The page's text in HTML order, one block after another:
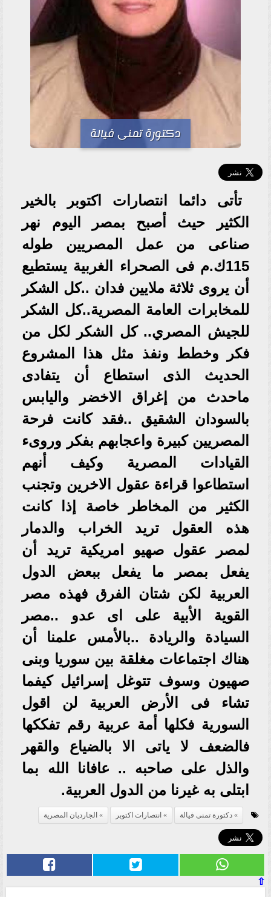
دكتورة تمنى فيالة
تأتى دائما انتصارات اكتوبر بالخير
الكثير حيث أصبح بمصر اليوم نهر
صناعى من عمل المصريين طوله
115ك.م فى الصحراء الغربية يستطيع
أن يروى ثلاثة ملايين فدان ..كل الشكر
للمخابرات العامة المصرية..كل الشكر
للجيش المصري.. كل الشكر لكل من
فكر وخطط ونفذ مثل هذا المشروع
الحديث الذى استطاع أن يتفادى
ماحدث من إغراق الاخضر واليابس
بالسودان الشقيق ..فقد كانت فرحة
المصريين كبيرة واعجابهم بفكر وروىء
القيادات المصرية وكيف أنهم
استطاعوا قراءة عقول الاخرين وتجنب
الكثير من المخاطر خاصة إذا كانت
هذه العقول تريد الخراب والدمار
لمصر عقول صهيو امريكية تريد أن
يفعل بمصر ما يفعل ببعض الدول
العربية لكن شتان الفرق فهذه مصر
القوية الأبية على اى عدو ..مصر
السيادة والريادة ..بالأمس علمنا أن
هناك اجتماعات مغلقة بين سوريا وبنى
صهيون وسوف تتوغل إسرائيل كيفما
تشاء فى الأرض العربية لن اقول
السورية فكلها أمة عربية رقم تفككها
فالضعف لا ياتى الا بالضياع والقهر
والذل على صاحبه .. عافانا الله بما
ابتلى به غيرنا من الدول العربية.
دكتورة تمنى فيالة انتصارات اكتوبر الجارديان المصرية
⇧